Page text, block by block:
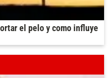
el pelo y como influye